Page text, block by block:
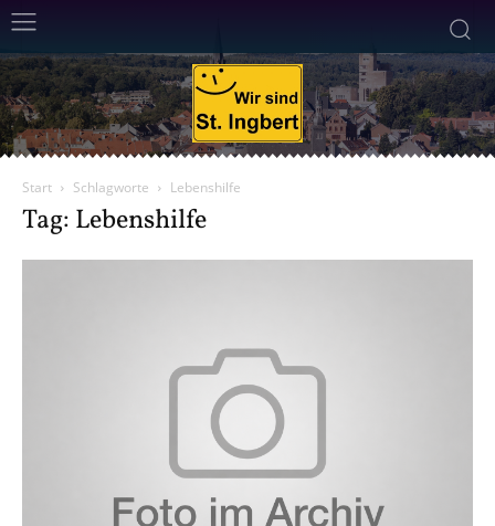
Start Schlagworte Lebenshilfe
Tag: Lebenshilfe